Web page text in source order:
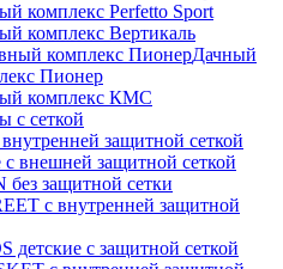
комплекс Perfetto Sport
комплекс Вертикаль
Дачный
Пионер
комплекс КМС
с сеткой
защитной сеткой
внешней защитной сеткой
без защитной сетки
с внутренней защитной
детские с защитной сеткой